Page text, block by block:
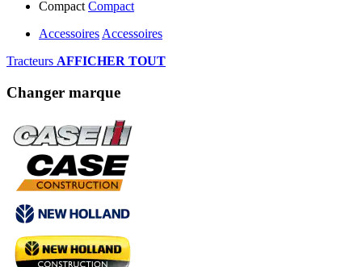
Compact Compact
Accessoires Accessoires
Tracteurs AFFICHER TOUT
Changer marque